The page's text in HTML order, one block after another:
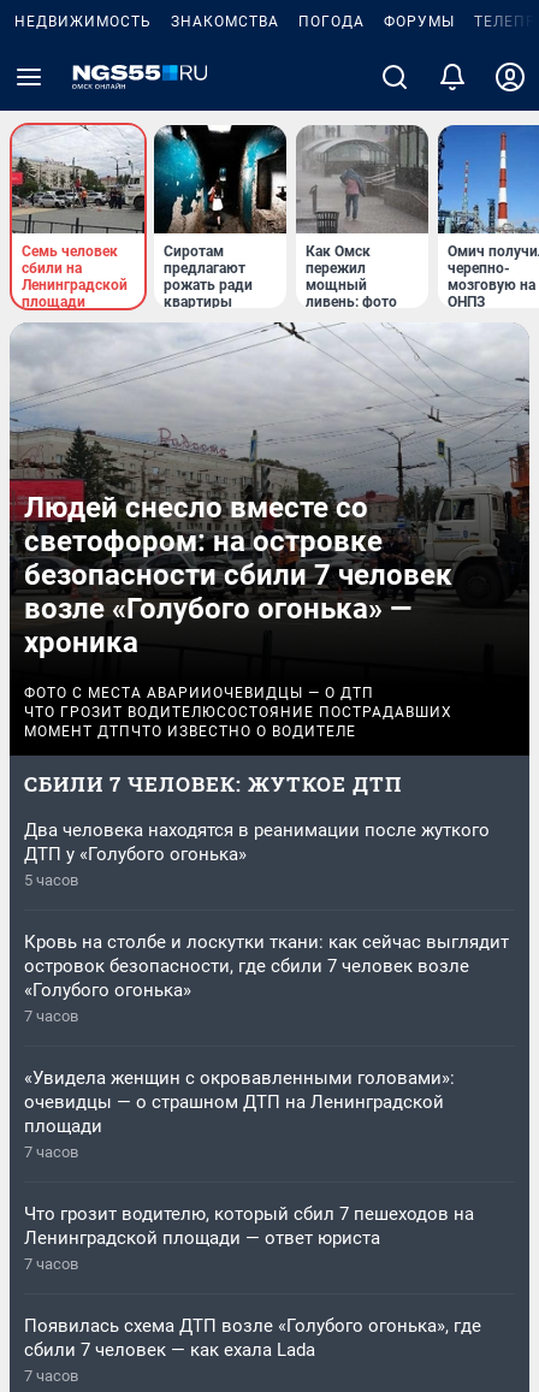
НЕДВИЖИМОСТЬ ЗНАКОМСТВА ПОГОДА ФОРУМЫ
Семь человек
сбили на
Ленинградской
площади
Сиротам
предлагают
рожать ради
квартиры
Как Омск
пережил
мощный
ливень: фото
Омич
черепно-
мозговую на
ОНПЗ
Людей снесло вместе со
светофором: на островке
безопасности сбили 7 человек
возле «Голубого огонька» —
хроника
ФОТО С МЕСТА АВАРИИ ОЧЕВИДЦЫ — О ДТП
ЧТО ГРОЗИТ ВОДИТЕЛЮСОСТОЯНИЕ ПОСТРАДАВШИХ
МОМЕНТ ДТП ЧТО ИЗВЕСТНО О ВОДИТЕЛЕ
СБИЛИ 7 ЧЕЛОВЕК: ЖУТКОЕ ДТП
Два человека находятся в реанимации после жуткого
ДТП у «Голубого огонька»
5 часов
Кровь на столбе и лоскутки ткани: как сейчас выглядит
островок безопасности, где сбили 7 человек возле
«Голубого огонька»
7 часов
«Увидела женщин с окровавленными головами»:
очевидцы — о страшном ДТП на Ленинградской
площади
7 часов
Что грозит водителю, который сбил 7 пешеходов на
Ленинградской площади — ответ юриста
7 часов
Появилась схема ДТП возле «Голубого огонька», где
сбили 7 человек — как ехала Lada
7 часов